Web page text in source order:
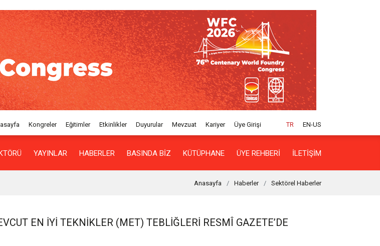
TR EN-US
Kongreler Eğitimler Etkinlikler Duyurular Mevzuat Kariyer Üye Girişi
YAYINLAR HABERLER BASINDA BIZ KÜTÜPHANE ÜYE REHBERI İLETIŞIM
Anasayfa Haberler Sektörel Haberler
EN İYI TEKNIKLER (MET) TEBLIĞLERI RESMÎ GAZETE’DE